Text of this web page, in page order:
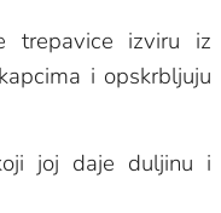
trepavice izviru iz
i opskrbljuju
joj daje duljinu i